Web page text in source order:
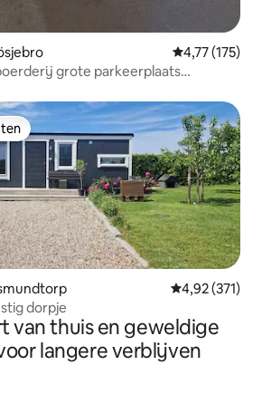
Gemiddelde
4,77 (175)
grote parkeerplaats
Gemiddelde
4,92 (371)
dorpje
van thuis en geweldige
langere verblijven